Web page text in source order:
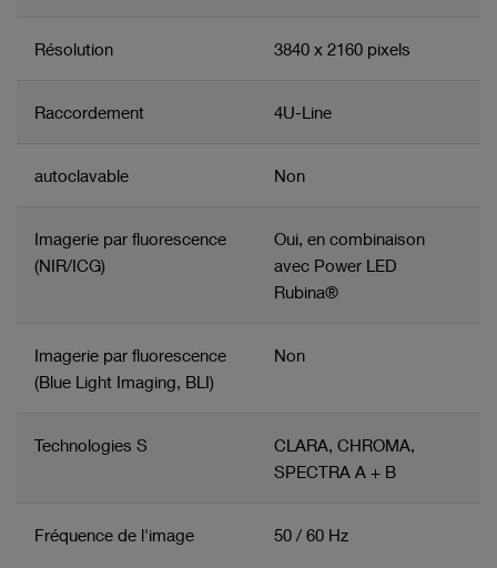
Résolution 3840 x 2160 pixels
Raccordement 4U-Line
autoclavable Non
Imagerie par fluorescence
(NIR/ICG)
Oui, en combinaison
avec Power LED
Rubina®
Imagerie par fluorescence
(Blue Light Imaging, BLI)
Non
Technologies S
CLARA, CHROMA,
SPECTRA A + B
Fréquence de l'image 50 / 60 Hz